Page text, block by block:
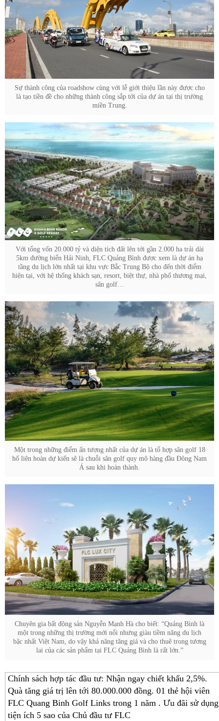
Sự thành công của roadshow cùng với lễ giới thiệu lần này được cho
là tạo tiền đề cho những thành công sắp tới của dự án tại thị trường
miền Trung.
Với tổng vốn 20.000 tỷ và diện tích đất lên tới gần 2.000 ha trải dài
5km đường biển Hải Ninh, FLC Quảng Bình được xem là dự án hạ
tầng du lịch lớn nhất tại khu vực Bắc Trung Bộ cho đến thời điểm
hiện tại, với hệ thống khách sạn, resort, biệt thự, nhà phố thương mại,
sân golf…
Một trong những điểm ấn tượng nhất của dự án là tổ hợp sân golf 18
hố liên hoàn dự kiến sẽ là chuỗi sân golf quy mô hàng đầu Đông Nam
Á sau khi hoàn thành.
Chuyên gia bất động sản Nguyễn Mạnh Hà cho biết: “Quảng Bình là
một trong những thị trường mới nổi nhưng giàu tiềm năng du lịch
bậc nhất Việt Nam, do vậy khả năng tăng giá và cho thuê trong tương
lai của các sản phẩm tại FLC Quảng Bình là rất lớn.”
Chính sách hợp tác đầu tư: Nhận ngay chiết khấu 2,5%.
Quà tăng giá trị lên tới 80.000.000 đồng. 01 thẻ hội viên
FLC Quang Binh Golf Links trong 1 năm . Ưu đãi sử dụng
tiện ích 5 sao của Chủ đầu tư FLC